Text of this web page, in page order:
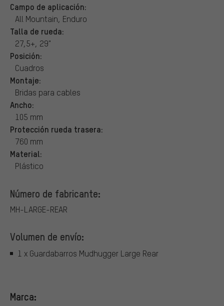
Campo de aplicación:
All Mountain, Enduro
Talla de rueda:
27,5+, 29"
Posición:
Cuadros
Montaje:
Bridas para cables
Ancho:
105 mm
Protección rueda trasera:
760 mm
Material:
Plástico
Número de fabricante:
MH-LARGE-REAR
Volumen de envío:
1 x Guardabarros Mudhugger Large Rear
Marca: